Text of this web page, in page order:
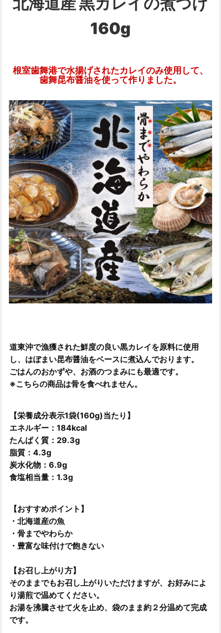
160g
根室歯舞港で水揚げされたカレイのみ使用して、
歯舞昆布醤油を使って作りました。
道東沖で漁獲された鮮度の良い黒カレイを原料に使用
し、はぼまい昆布醤油をベースに煮込んでおります。
ごはんのおかずや、お酒のつまみにも最適です。
※こちらの商品は骨を食べれません。
【栄養成分表示1袋(160g)当たり】
エネルギー：184kcal
たんぱく質：29.3g
脂質：4.3g
炭水化物：6.9g
食塩相当量：1.3g
【おすすめポイント】
・北海道産の魚
・骨までやわらか
・豊富な味付けで飽きない
【お召し上がり方】
そのままでもお召し上がりいただけますが、お好みによ
り湯煎で温めてください。
お湯を沸騰させて火を止め、袋のまま約２分温めて完成
です。